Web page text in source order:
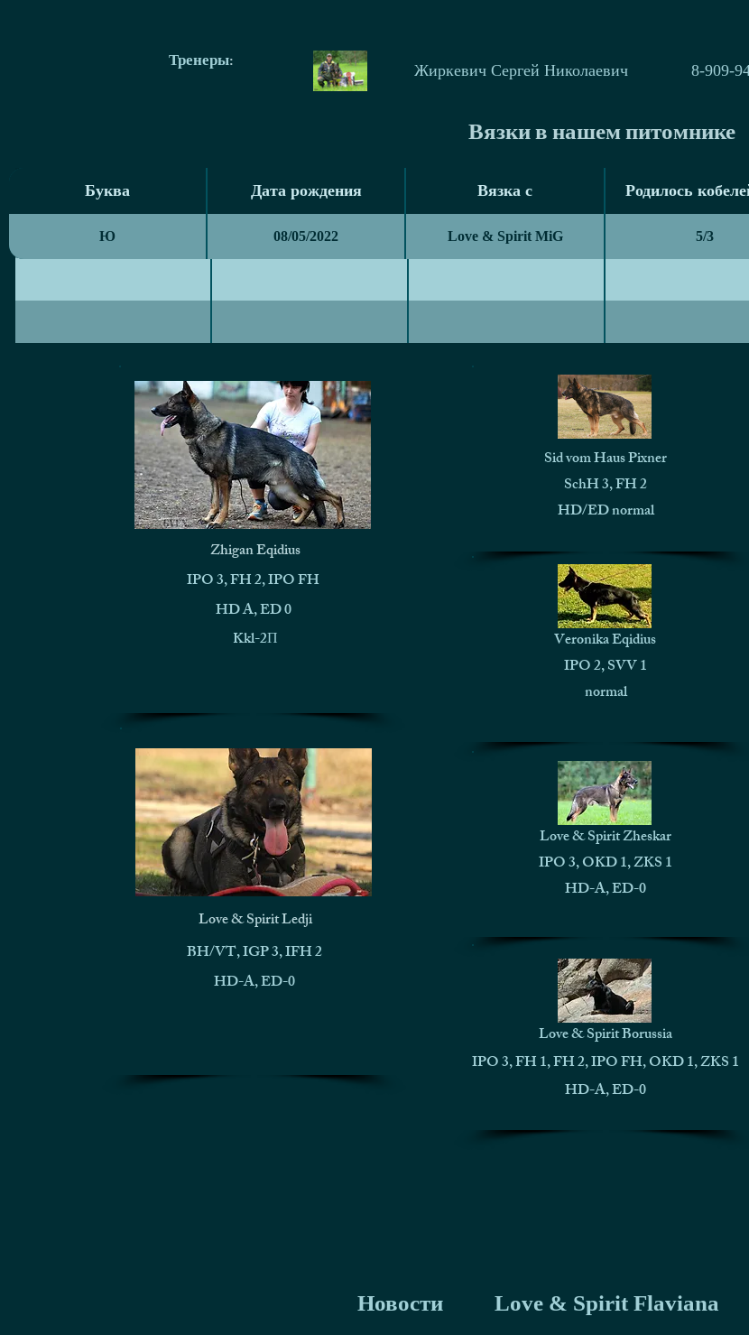
Тренеры: Жиркевич Сергей Николаевич 8-909-
Вязки в нашем питомнике
Буква Дата рождения Вязка с Родилось
Буква Дата рождения Вязка с Родилось
Ю 08/05/2022 Love & Spirit MiG 5/3
Zhigan Eqidius
IPO 3, FH 2, IPO FH
HD A, ED 0
Kkl-2П
Love & Spirit Ledji
BH/VT, IGP 3, IFH 2
HD-A, ED-0
Sid vom Haus Pixner
SchH 3, FH 2
HD/ED normal
Veronika Eqidius
IPO 2, SVV 1
normal
Love & Spirit Zheskar
IPO 3, OKD 1, ZKS 1
HD-A, ED-0
Love & Spirit Borussia
IPO 3, FH 1, FH 2, IPO FH, OKD 1, ZKS 1
HD-A, ED-0
Новости Love & Spirit Flaviana